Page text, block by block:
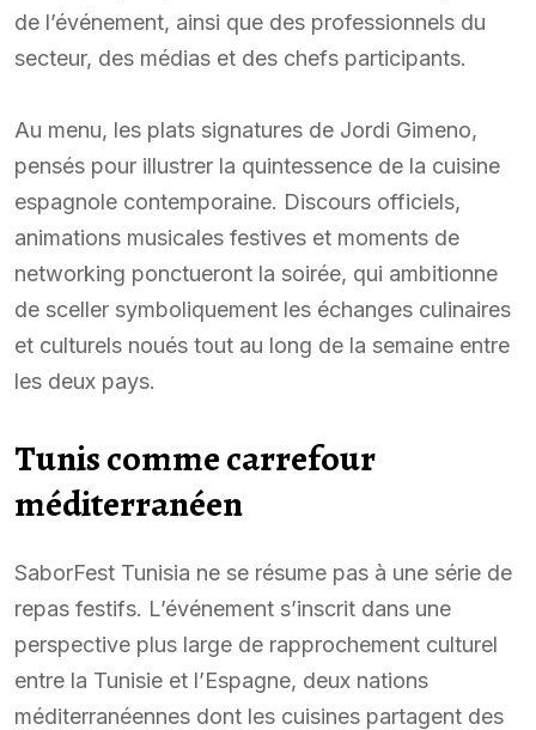
de l’événement, ainsi que des professionnels du
secteur, des médias et des chefs participants.
Au menu, les plats signatures de Jordi Gimeno,
pensés pour illustrer la quintessence de la cuisine
espagnole contemporaine. Discours officiels,
animations musicales festives et moments de
networking ponctueront la soirée, qui ambitionne
de sceller symboliquement les échanges culinaires
et culturels noués tout au long de la semaine entre
les deux pays.
Tunis comme carrefour
méditerranéen
SaborFest Tunisia ne se résume pas à une série de
repas festifs. L’événement s’inscrit dans une
perspective plus large de rapprochement culturel
entre la Tunisie et l’Espagne, deux nations
méditerranéennes dont les cuisines partagent des